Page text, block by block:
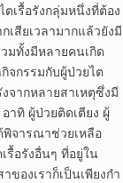
ตเรื้อรังกลุ่มหนึ่งที่ต้อง
เสียเวลามากแล้วยังมี
มทั้งมีหลายคนเกิด
จกรรมกับผู้ป่วยไต
งจากหลายสาเหตุซึ่งมี
าทิ ผู้ป่วยติดเตียง ผู้
พิจารณาช่วยเหลือ
รื้อรังอื่นๆ ที่อยู่ใน
องเราก็เป็นเพียงกำ